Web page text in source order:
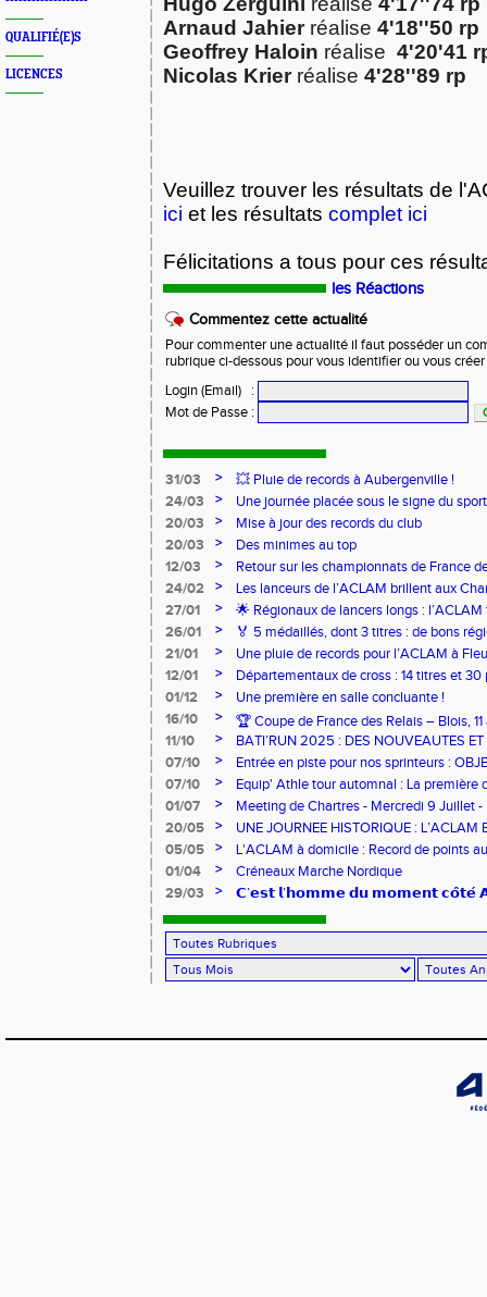
QUALIFIÉ(E)S
LICENCES
Arnaud Jahier réalise 4'18''50 rp
Geoffrey Haloin réalise 4'20'41
Nicolas Krier réalise 4'28''89 rp
Veuillez trouver les résultats de
ici et les résultats complet ici
Félicitations a tous pour ces
les Réactions
Commentez cette actualité
Pour commenter une actualité il faut posséder un
rubrique ci-dessous pour vous identifier ou vous
Login (Email)
:
Mot de Passe :
31/03 >
💥 Pluie de records à Aubergenville !
24/03
>
Une journée placée sous le signe du
20/03
>
Mise à jour des records du club
20/03
>
Des minimes au top
12/03
>
Retour sur les championnats de France
24/02
>
Les lanceurs de l’ACLAM brillent aux
Lancers Longs à Nice
27/01 >
🌟 Régionaux de lancers longs :
sur-Loire
26/01 >
🏅 5 médaillés, dont 3 titres : de bons
pour l’Aclam !
21/01 >
Une pluie de records pour l’ACLAM à
12/01
>
Départementaux de cross : 14 titres et 30
01/12
>
Une première en salle concluante !
16/10
>
🏆 Coupe de France des Relais – Blois,
11/10
>
BATI’RUN 2025 : DES NOUVEAUTES
07/10
>
Entrée en piste pour nos sprinteurs :
FRANCE !
07/10 >
Equip' Athle tour automnal : La première
jeunes !
01/07 >
Meeting de Chartres - Mercredi 9 Juillet
20/05
>
UNE JOURNEE HISTORIQUE : L’ACLAM
05/05
>
L'ACLAM à domicile : Record de points
01/04
>
Créneaux Marche Nordique
29/03
> 𝗖’𝗲𝘀𝘁 𝗹’𝗵𝗼𝗺𝗺𝗲 𝗱𝘂 𝗺𝗼𝗺𝗲𝗻𝘁 𝗰𝗼̂𝘁𝗲́